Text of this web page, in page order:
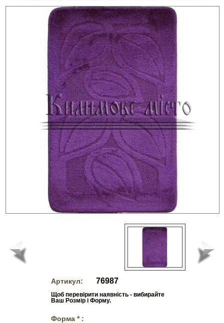
На весь екран
Артикул: 76987
Щоб перевірити наявність - вибирайте
Ваш Розмір і Форму.
Форма * :